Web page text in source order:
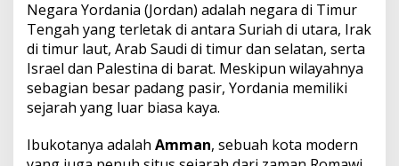
Negara Yordania (Jordan) adalah negara di Timur
Tengah yang terletak di antara Suriah di utara, Irak
di timur laut, Arab Saudi di timur dan selatan, serta
Israel dan Palestina di barat. Meskipun wilayahnya
sebagian besar padang pasir, Yordania memiliki
sejarah yang luar biasa kaya.
Ibukotanya adalah Amman, sebuah kota modern